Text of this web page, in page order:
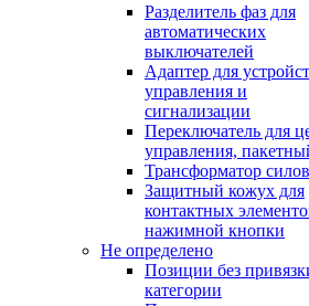
Разделитель фаз для
автоматических
выключателей
Адаптер для
управления и
сигнализации
Переключатель для
управления,
Трансформатор
Защитный кожух для
контактных
нажимной кнопки
Не определено
Позиции без
категории